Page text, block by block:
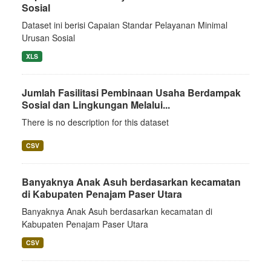
Sosial
Dataset ini berisi Capaian Standar Pelayanan Minimal
Urusan Sosial
XLS
Jumlah Fasilitasi Pembinaan Usaha Berdampak
Sosial dan Lingkungan Melalui...
There is no description for this dataset
CSV
Banyaknya Anak Asuh berdasarkan kecamatan
di Kabupaten Penajam Paser Utara
Banyaknya Anak Asuh berdasarkan kecamatan di
Kabupaten Penajam Paser Utara
CSV